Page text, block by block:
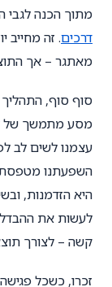
מתוך הכנה לגבי
דרכים. זה מחייב
מאתגר – אך
סוף סוף,
מסע מתמשך של
עצמנו לשים לב
השפעתנו מטפסת
היא הזדמנות,
לעשות את
קשה – לצורך
זכרו, כשכל